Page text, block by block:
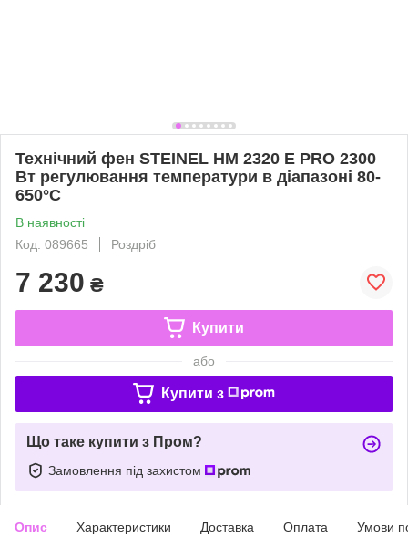
Технічний фен STEINEL HM 2320 E PRO 2300
Вт регулювання температури в діапазоні 80-
650°C
В наявності
Код: 089665
Роздріб
7 230 ₴
Купити
або
Купити з
Що таке купити з Пром?
Замовлення під захистом
Опис Характеристики Доставка Оплата Умови